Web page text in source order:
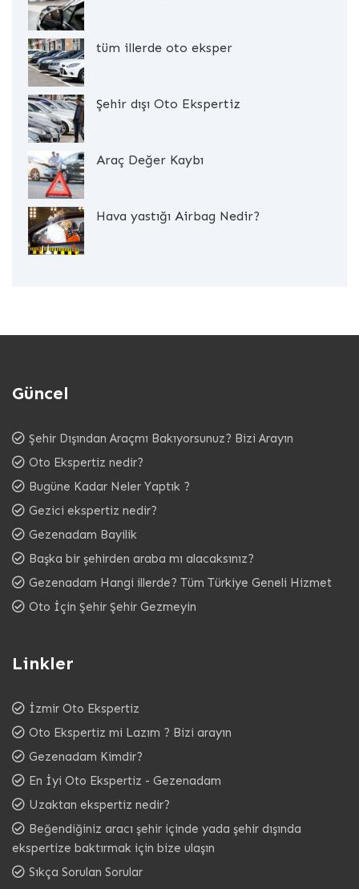
tüm illerde oto eksper
Şehir dışı Oto Ekspertiz
Araç Değer Kaybı
Hava yastığı Airbag Nedir?
Güncel
Şehir Dışından Araçmı Bakıyorsunuz? Bizi Arayın
Oto Ekspertiz nedir?
Bugüne Kadar Neler Yaptık ?
Gezici ekspertiz nedir?
Gezenadam Bayilik
Başka bir şehirden araba mı alacaksınız?
Gezenadam Hangi illerde? Tüm Türkiye Geneli Hizmet
Oto İçin Şehir Şehir Gezmeyin
Linkler
İzmir Oto Ekspertiz
Oto Ekspertiz mi Lazım ? Bizi arayın
Gezenadam Kimdir?
En İyi Oto Ekspertiz - Gezenadam
Uzaktan ekspertiz nedir?
Beğendiğiniz aracı şehir içinde yada şehir dışında
ekspertize baktırmak için bize ulaşın
Sıkça Sorulan Sorular